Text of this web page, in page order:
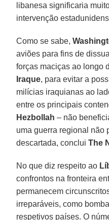
libanesa significaria
intervenção
Como se sabe,
aviões para fins de
forças maciças ao longo
Iraque, para evitar a
milícias iraquianas ao
entre os principais
Hezbollah – não
uma guerra regional não
descartada, concluiThe
No que diz respeito ao
confrontos na fronteira
permanecem
irreparáveis, como
respetivos países. O